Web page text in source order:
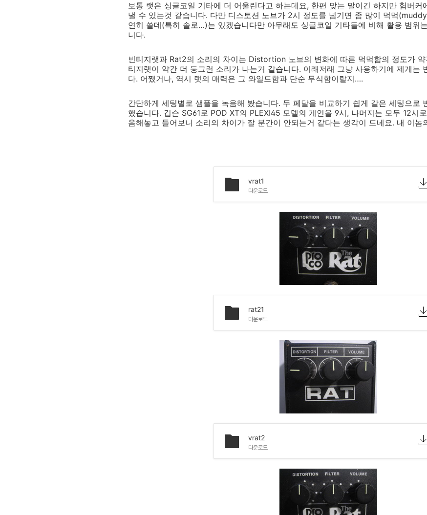
보통 랫은 싱글코일 기타에 더 어울린다고 하는데요, 한편 맞는 말이긴 하지만 험버커
낼 수 있는것 같습니다. 다만 디스토션 노브가 2시 정도를 넘기면 좀 많이 먹먹
연히 쓸데(특히 솔로…)는 있겠습니다만 아무래도 싱글코일 기타들에 비해 활용 범위
니다.
빈티지랫과 Rat2의 소리의 차이는 Distortion 노브의 변화에 따른 먹먹함의 정도가
티지랫이 약간 더 둥그런 소리가 나는거 같습니다. 이래저래 그냥 사용하기에 제게는
다. 어쨌거나, 역시 랫의 매력은 그 와일드함과 단순 무식함이랄지….
간단하게 세팅별로 샘플을 녹음해 봤습니다. 두 페달을 비교하기 쉽게 같은 세팅으로
했습니다. 깁슨 SG61로 POD XT의 PLEXI45 모델의 게인을 9시, 나머지는 모두 12시
음해놓고 들어보니 소리의 차이가 잘 분간이 안되는거 같다는 생각이 드네요. 내 이놈
vrat1
다운로드
rat21
다운로드
vrat2
다운로드